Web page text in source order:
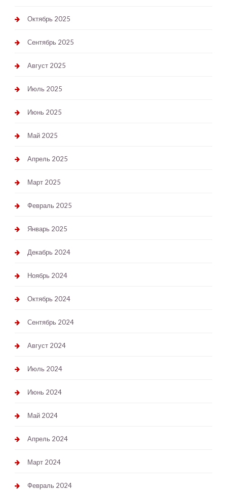
Октябрь 2025
Сентябрь 2025
Август 2025
Июль 2025
Июнь 2025
Май 2025
Апрель 2025
Март 2025
Февраль 2025
Январь 2025
Декабрь 2024
Ноябрь 2024
Октябрь 2024
Сентябрь 2024
Август 2024
Июль 2024
Июнь 2024
Май 2024
Апрель 2024
Март 2024
Февраль 2024